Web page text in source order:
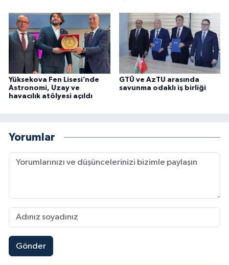
Yüksekova Fen Lisesi’nde
Astronomi, Uzay ve
havacılık atölyesi açıldı
GTÜ ve AzTU arasında
savunma odaklı iş birliği
Yorumlar
Gönder